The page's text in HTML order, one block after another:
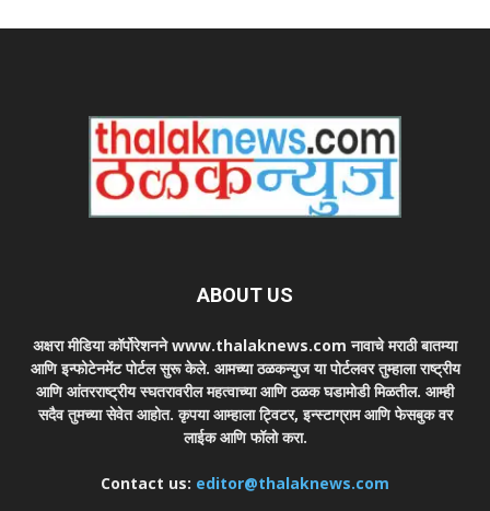
ABOUT US
अक्षरा मीडिया कॉर्पोरेशनने www.thalaknews.com नावाचे मराठी बातम्या
आणि इन्फोटेनमेंट पोर्टल सुरू केले. आमच्या ठळकन्युज या पोर्टलवर तुम्हाला राष्ट्रीय
आणि आंतरराष्ट्रीय स्घतरावरील महत्वाच्या आणि ठळक घडामोडी मिळतील. आम्ही
सदैव तुमच्या सेवेत आहोत. कृपया आम्हाला ट्विटर, इन्स्टाग्राम आणि फेसबुक वर
लाईक आणि फॉलो करा.
Contact us: editor@thalaknews.com